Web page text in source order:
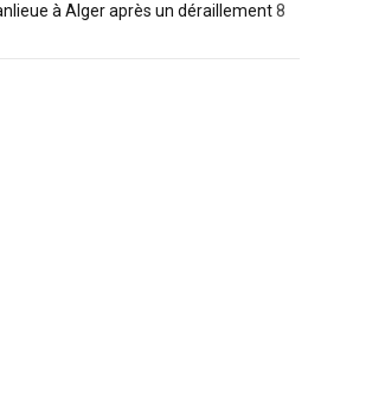
à Alger après un déraillement8